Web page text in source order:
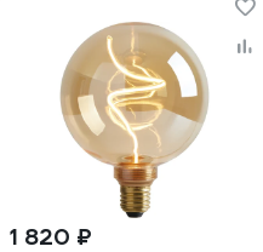
1 820 ₽